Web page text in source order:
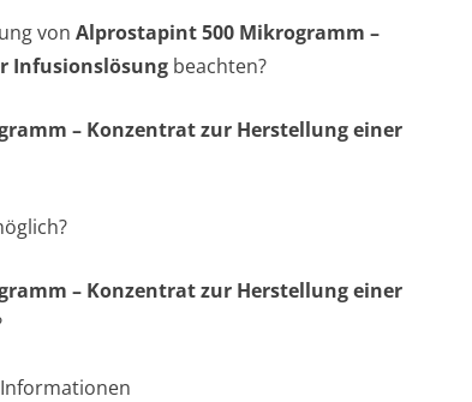
von Alprostapint 500 Mikrogramm –
Infusionslösung beachten?
– Konzentrat zur Herstellung einer
– Konzentrat zur Herstellung einer